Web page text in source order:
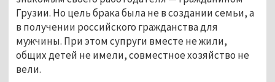
Грузии. Но цель брака была не в создании семьи, а
в получении российского гражданства для
мужчины. При этом супруги вместе не жили,
общих детей не имели, совместное хозяйство не
вели.